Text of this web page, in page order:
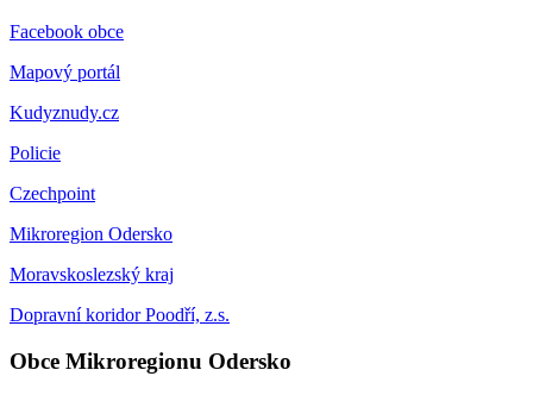
Facebook obce
Mapový portál
Kudyznudy.cz
Policie
Czechpoint
Mikroregion Odersko
Moravskoslezský kraj
Dopravní koridor Poodří, z.s.
Obce Mikroregionu Odersko